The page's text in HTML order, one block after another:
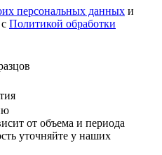
персональных данных и
Политикой обработки
от объема и периода
уточняйте у наших